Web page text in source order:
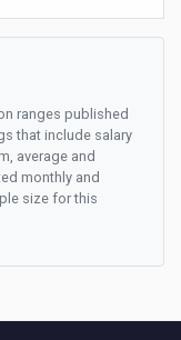
ranges published
that include salary
average and
monthly and
size for this